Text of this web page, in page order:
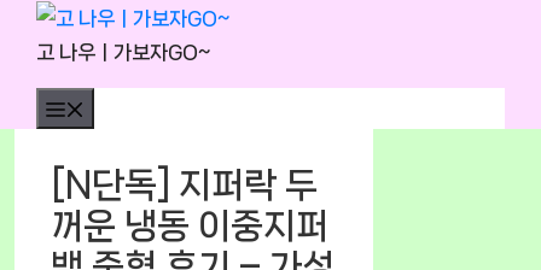
Skip
content
고 나우ㅣ가보자GO~
[N단독] 지퍼락 두
꺼운 냉동 이중지퍼